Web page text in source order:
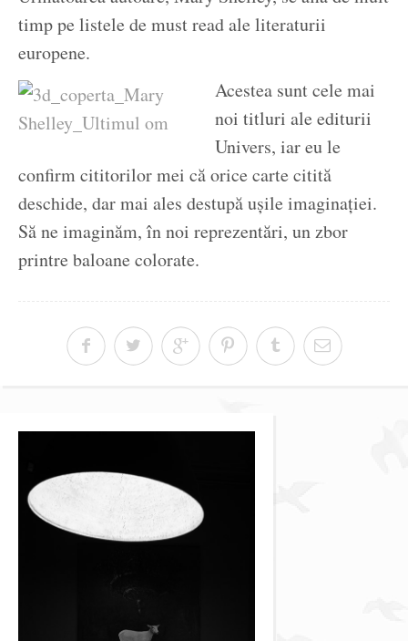
timp pe listele de must read ale literaturii
europene.
Acestea sunt cele mai
noi titluri ale editurii
Univers, iar eu le
confirm cititorilor mei că orice carte citită
deschide, dar mai ales destupă ușile imaginației.
Să ne imaginăm, în noi reprezentări, un zbor
printre baloane colorate.